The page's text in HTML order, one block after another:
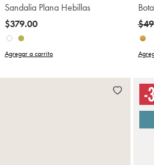
Sandalia Plana Hebillas
$379.00
Agregar a carrito